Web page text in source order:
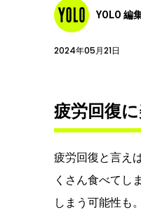
YOLO 編
2024年05月21日
疲労回復
疲労回復と言え
くさん食べてし
しまう可能性も。